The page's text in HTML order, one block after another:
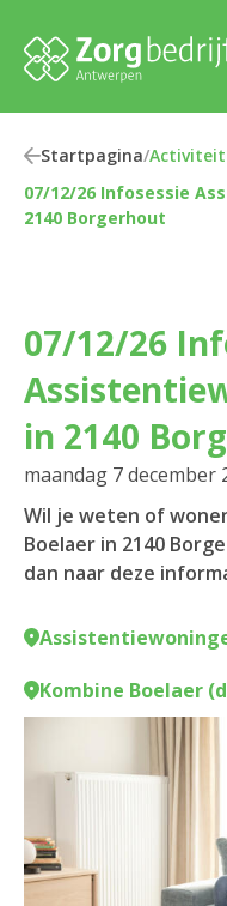
Startpagina/
07/12/26 Infosessie
2140 Borgerhout
07/12/26 Infosessie
in 2140
maandag 7 december
Wil je weten of
Boelaer in 2140
dan naar deze
Kombine Boelaer